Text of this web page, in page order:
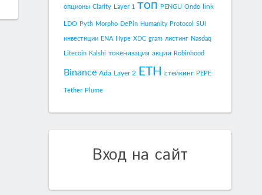
опционы Clarity Layer 1 топ PENGU Ondo link
LDO Pyth Morpho DePin Humanity Protocol SUI
инвестиции ENA Hype XDC gram листинг Nasdaq
Litecoin Kalshi токенизация акции Robinhood
Binance Ada Layer 2 ETH стейкинг PEPE
Tether Plume
Вход на сайт